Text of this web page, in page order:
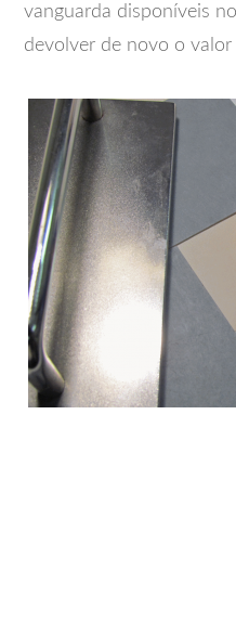
vanguarda disponíveis
devolver de novo o valor